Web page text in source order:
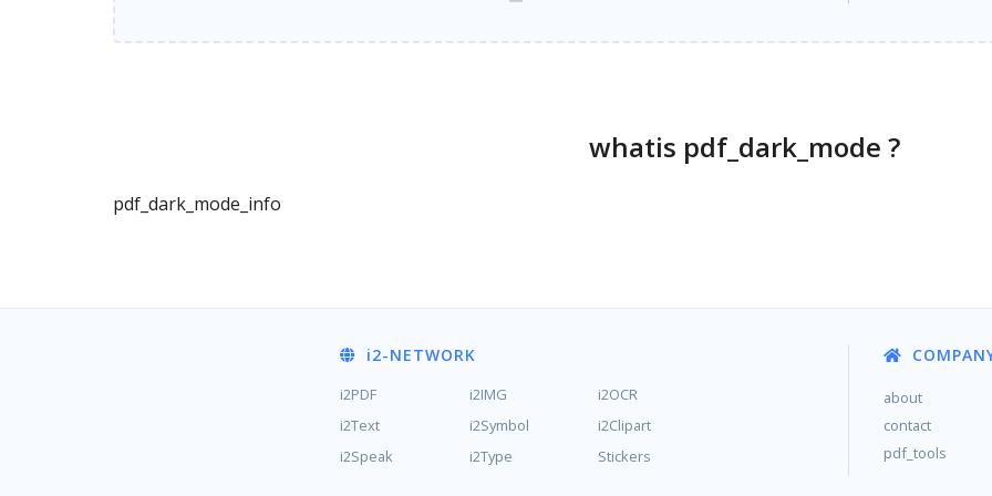
whatis pdf_dark_mode ?
pdf_dark_mode_info
i2-NETWORK
i2PDF i2IMG
i2OCR
i2Text
i2Symbol
i2Clipart
i2Speak
i2Type Stickers
about
contact
pdf_tools